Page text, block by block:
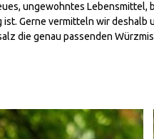
ungewohntes Lebensmittel,
Gerne vermitteln wir deshalb
die genau passenden